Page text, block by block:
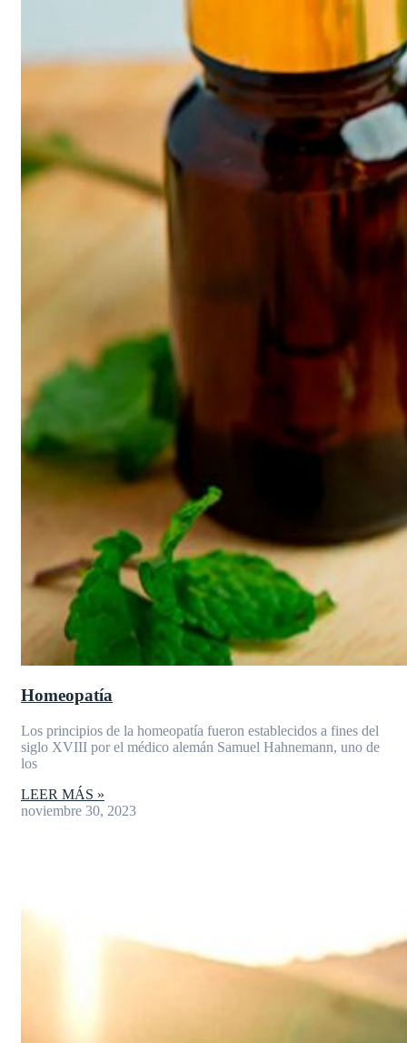
Homeopatía
Los principios de la homeopatía fueron establecidos a fines del
siglo XVIII por el médico alemán Samuel Hahnemann, uno de
los
LEER MÁS »
noviembre 30, 2023